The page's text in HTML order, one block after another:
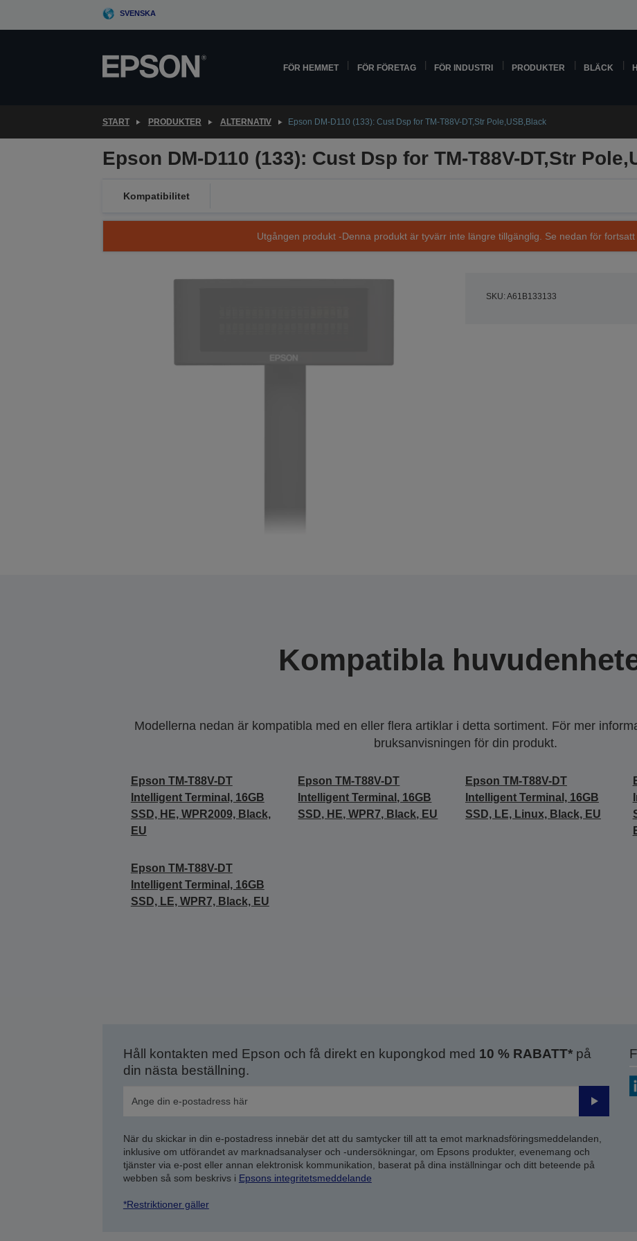
SVENSKA
FÖR HEMMET FÖR FÖRETAG FÖR INDUSTRI PRODUKTER BLÄCK
START PRODUKTER ALTERNATIV Epson DM-D110 (133): Cust Dsp for TM-T88V-DT,Str Pole,USB,Black
Epson DM-D110 (133): Cust Dsp for TM-T88V-DT,Str
Kompatibilitet
Utgången produkt -Denna produkt är tyvärr inte längre tillgänglig. Se nedan för fortsatt
SKU: A61B133133
Kompatibla
Modellerna nedan är kompatibla med en eller flera artiklar i detta sortiment. För mer
bruksanvisningen för din produkt.
Epson TM-T88V-DT
Intelligent Terminal, 16GB
SSD, HE, WPR2009, Black,
EU
Epson TM-T88V-DT
Intelligent Terminal, 16GB
SSD, HE, WPR7, Black, EU
Epson TM-T88V-DT
Intelligent Terminal, 16GB
SSD, LE, Linux, Black, EU
Epson TM-T88V-DT
Intelligent Terminal, 16GB
SSD, LE, WPR7, Black, EU
Håll kontakten med Epson och få direkt en kupongkod med 10 % RABATT*på
din nästa beställning.
Skicka
När du skickar in din e-postadress innebär det att du samtycker till att ta emot marknadsföringsmeddelanden,
inklusive om utförandet av marknadsanalyser och -undersökningar, om Epsons produkter, evenemang och
tjänster via e-post eller annan elektronisk kommunikation, baserat på dina inställningar och ditt beteende på
webben så som beskrivs i Epsons integritetsmeddelande
*Restriktioner gäller